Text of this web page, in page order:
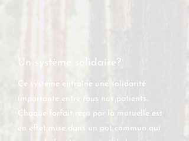
Un système solid​aire?
Ce système entraîne une solidarité
importante entre tous nos patients.
Chaque forfait reçu par la mutuelle est
en effet mise dans un pot commun qui